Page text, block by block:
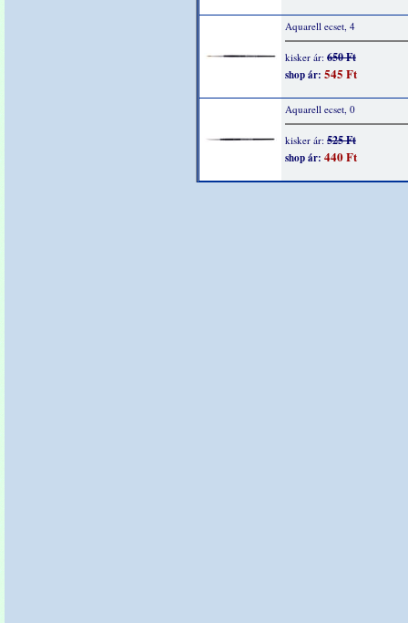
Aquarell ecset, 4
kisker ár: 650 Ft
shop ár: 545 Ft
Aquarell ecset, 0
kisker ár: 525 Ft
shop ár: 440 Ft